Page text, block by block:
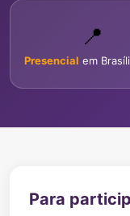
📍
Presencial em
Para